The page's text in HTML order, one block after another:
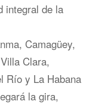
integral de la
Camagüey,
Clara,
Río y La Habana
la gira,